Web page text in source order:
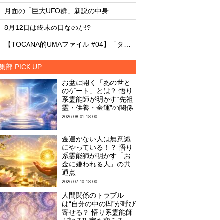
・
月面の「巨大UFO群」新説の中身
・
8月12日は終末の日なのか!?
・
部 PICK UP
お盆に開く「あの世と
のゲート」とは？ 悟り
系霊能師が明かす“先祖
霊・供養・金運”の関係
2026.08.01 18:00
金運がない人は無意識
にやっている！？ 悟り
系霊能師が明かす「お
金に嫌われる人」の共
通点
2026.07.10 18:00
人間関係のトラブル
は“自分の中の凹”が呼び
寄せる？ 悟り系霊能師